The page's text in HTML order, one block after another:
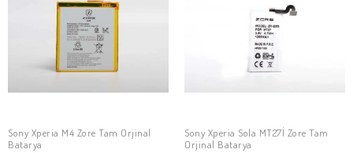
SEPETE EKLE
Sony Xperia M4 Zore Tam Orjinal
Batarya
SEPETE EKLE
Sony Xperia Sola MT27İ Zore Tam
Orjinal Batarya